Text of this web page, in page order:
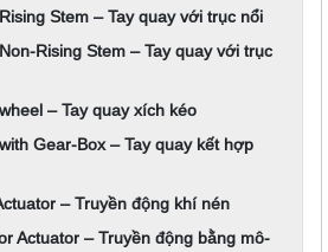
Stem – Tay quay với trục nổi
Rising Stem – Tay quay với trục
– Tay quay xích kéo
Gear-Box – Tay quay kết hợp
– Truyền động khí nén
Actuator – Truyền động bằng mô-